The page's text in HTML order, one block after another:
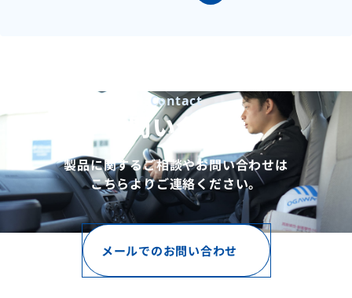
Contact
お問い合わせ
製品に関するご相談やお問い合わせは
こちらよりご連絡ください。
メールでのお問い合わせ